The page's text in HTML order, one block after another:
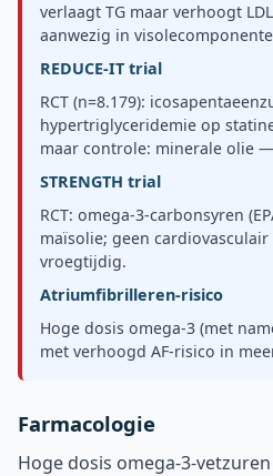
verlaagt TG maar verhoogt
aanwezig in
REDUCE-IT trial
RCT (n=8.179):
hypertriglyceridemie op
maar controle: minerale olie
STRENGTH trial
RCT: omega-3-carbonsyren
maïsolie; geen
vroegtijdig.
Atriumfibrilleren-risico
Hoge dosis omega-3 (met
met verhoogd AF-risico in
Farmacologie
Hoge dosis omega-3-